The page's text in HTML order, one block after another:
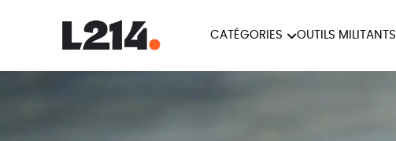
CATÉGORIES OUTILS MILITANTS